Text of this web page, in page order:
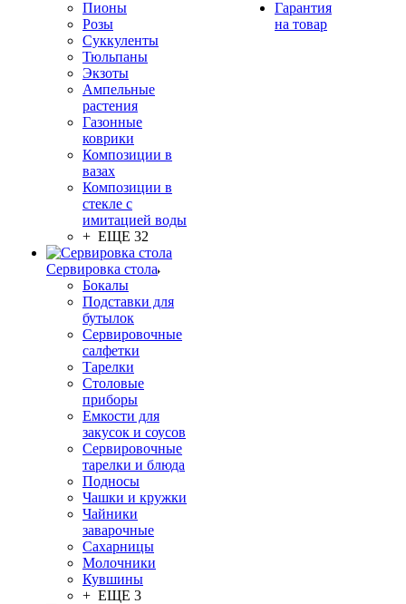
Пионы
Розы
Суккуленты
Тюльпаны
Экзоты
Ампельные
растения
Газонные
коврики
Композиции в
вазах
Композиции в
стекле с
имитацией воды
+ ЕЩЕ 32
Сервировка стола
Бокалы
Подставки для
бутылок
Сервировочные
салфетки
Тарелки
Столовые
приборы
Емкости для
закусок и соусов
Сервировочные
тарелки и блюда
Подносы
Чашки и кружки
Чайники
заварочные
Сахарницы
Молочники
Кувшины
+ ЕЩЕ 3
Гарантия
на товар